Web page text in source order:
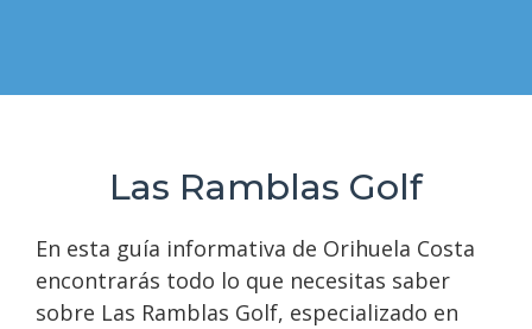
Las Ramblas Golf
En esta guía informativa de Orihuela Costa
encontrarás todo lo que necesitas saber
sobre Las Ramblas Golf, especializado en